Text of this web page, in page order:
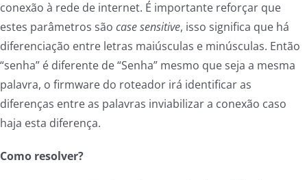
conexão à rede de internet. É importante reforçar que
estes parâmetros são case sensitive, isso significa que há
diferenciação entre letras maiúsculas e minúsculas. Então
“senha” é diferente de “Senha” mesmo que seja a mesma
palavra, o firmware do roteador irá identificar as
diferenças entre as palavras inviabilizar a conexão caso
haja esta diferença.
Como resolver?